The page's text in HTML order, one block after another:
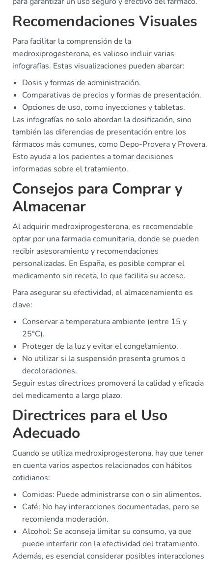
Recomendaciones Visuales
Para facilitar la comprensión de la
medroxiprogesterona, es valioso incluir varias
infografías. Estas visualizaciones pueden abarcar:
Dosis y formas de administración.
Comparativas de precios y formas de presentación.
Opciones de uso, como inyecciones y tabletas.
Las infografías no solo abordan la dosificación, sino
también las diferencias de presentación entre los
fármacos más comunes, como Depo-Provera y Provera.
Esto ayuda a los pacientes a tomar decisiones
informadas sobre el tratamiento.
Consejos para Comprar y
Almacenar
Al adquirir medroxiprogesterona, es recomendable
optar por una farmacia comunitaria, donde se pueden
recibir asesoramiento y recomendaciones
personalizadas. En España, es posible comprar el
medicamento sin receta, lo que facilita su acceso.
Para asegurar su efectividad, el almacenamiento es
clave:
Conservar a temperatura ambiente (entre 15 y
25°C).
Proteger de la luz y evitar el congelamiento.
No utilizar si la suspensión presenta grumos o
decoloraciones.
Seguir estas directrices promoverá la calidad y eficacia
del medicamento a largo plazo.
Directrices para el Uso
Adecuado
Cuando se utiliza medroxiprogesterona, hay que tener
en cuenta varios aspectos relacionados con hábitos
cotidianos:
Comidas: Puede administrarse con o sin alimentos.
Café: No hay interacciones documentadas, pero se
recomienda moderación.
Alcohol: Se aconseja limitar su consumo, ya que
puede interferir con la efectividad del tratamiento.
Además, es esencial considerar posibles interacciones